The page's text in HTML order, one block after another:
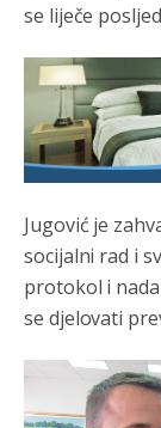
se liječe
Jugović je
socijalni rad i
protokol i
se djelovati
Vodovodu je
sve šljeglo)